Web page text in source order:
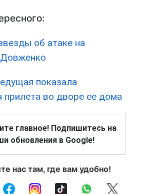
об атаке на
показала
прилета во дворе ее дома
главное! Подпишитесь на
обновления в Google!
нас там, где вам удобно!